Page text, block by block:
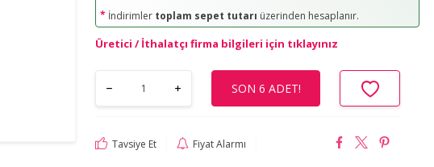
* İndirimler toplam sepet tutarı üzerinden hesaplanır.
Üretici / İthalatçı firma bilgileri için tıklayınız
SON 6 ADET!
Tavsiye Et Fiyat Alarmı